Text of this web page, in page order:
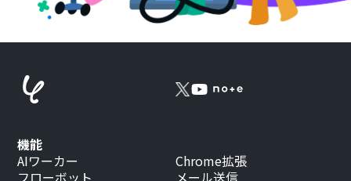
機能
AIワーカー
フローボット
Chrome拡張
メール送信